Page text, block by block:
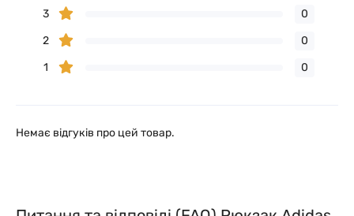
3
0
2
0
1
0
Немає відгуків про цей товар.